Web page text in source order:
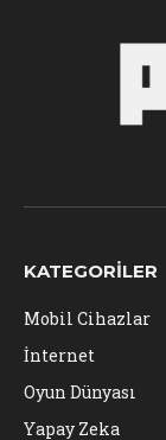
KATEGORILER
Mobil Cihazlar
İnternet
Oyun Dünyası
Yapay Zeka